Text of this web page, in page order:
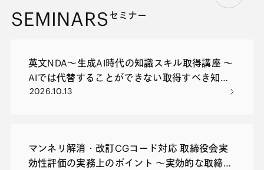
SEMINARSセミナー
英文NDA～生成AI時代の知識スキル取得講座 ～
AIでは代替することができない取得すべき知
識、能力とは？～
2026.10.13
マンネリ解消・改訂CGコード対応 取締役会実
効性評価の実務上のポイント 〜実効的な取締役